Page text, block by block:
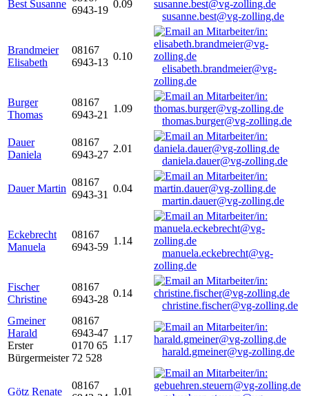
Best Susanne
6943-19
0.09
susanne.best@vg-zolling.de
Brandmeier
Elisabeth
08167
6943-13
0.10
elisabeth.brandmeier@vg-
zolling.de
Burger
Thomas
08167
6943-21
1.09
thomas.burger@vg-zolling.de
Dauer
Daniela
08167
6943-27
2.01
daniela.dauer@vg-zolling.de
Dauer Martin
08167
6943-31
0.04
martin.dauer@vg-zolling.de
Eckebrecht
Manuela
08167
6943-59
1.14
manuela.eckebrecht@vg-
zolling.de
Fischer
Christine
08167
6943-28
0.14
christine.fischer@vg-zolling.de
Gmeiner
Harald
Erster
Bürgermeister
08167
6943-47
0170 65
72 528
1.17
harald.gmeiner@vg-zolling.de
Götz Renate
08167
1.01